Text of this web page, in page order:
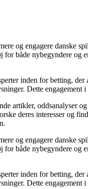
og engagere danske
både nybegyndere og
inden for betting,
Dette
artikler, oddsanalyser
deres interesser og
og engagere danske
både nybegyndere og
inden for betting,
Dette